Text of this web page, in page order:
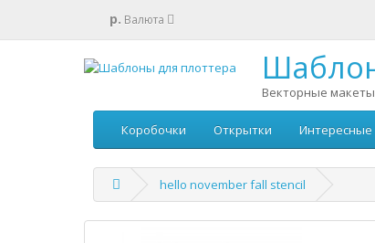
р. Валюта
Векторные
Коробочки Открытки Интересные
hello november fall stencil